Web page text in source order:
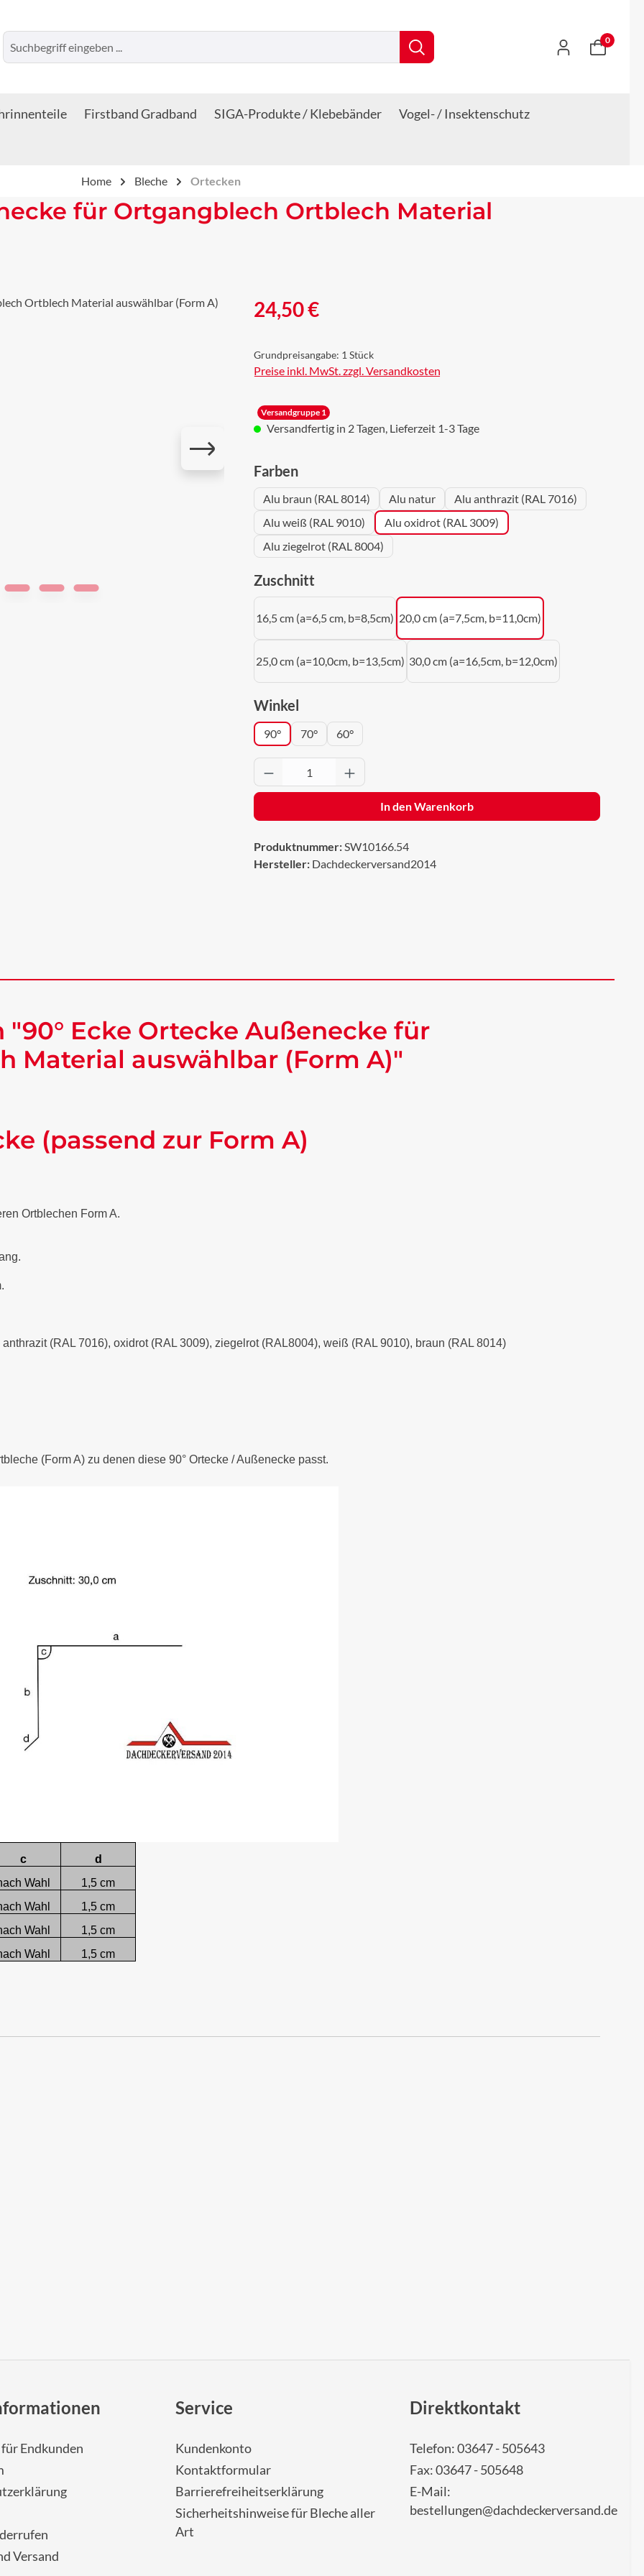
0
Firstband Gradband SIGA-Produkte / Klebebänder
Vogel- / Insektenschutz
Home Bleche Ortecken
für Ortgangblech Ortblech Material
Regulärer Preis:
24,50 €
Grundpreisangabe: 1 Stück
Preise inkl. MwSt. zzgl. Versandkosten
Versandgruppe 1
Versandfertig in 2 Tagen, Lieferzeit 1-3 Tage
Farbenauswählen
Alu braun (RAL 8014) Alu natur
Alu anthrazit (RAL 7016)
Alu weiß (RAL 9010)
Alu oxidrot (RAL 3009)
Alu ziegelrot (RAL 8004)
Zuschnittauswählen
16,5 cm (a=6,5 cm, b=8,5cm) 20,0 cm (a=7,5cm, b=11,0cm)
25,0 cm (a=10,0cm, b=13,5cm) 30,0 cm (a=16,5cm, b=12,0cm)
Winkelauswählen
90° 70° 60°
Produkt Anzahl: Gib den gewünschten Wert ein
In den Warenkorb
Produktnummer:SW10166.54
Hersteller: Dachdeckerversand2014
Ecke Ortecke Außenecke für
Material auswählbar (Form A)"
(passend zur Form A)
Ortblechen Form A.
(RAL 7016), oxidrot (RAL 3009), ziegelrot (RAL8004), weiß (RAL 9010), braun (RAL 8014)
(Form A) zu denen diese 90° Ortecke / Außenecke passt.
c
d
Wahl
1,5 cm
Wahl
1,5 cm
Wahl
1,5 cm
Wahl 1,5 cm
Endkunden
Versand
Service
Kundenkonto
Kontaktformular
Barrierefreiheitserklärung
Sicherheitshinweise für Bleche aller
Art
Direktkontakt
Telefon: 03647 - 505643
Fax: 03647 - 505648
E-Mail:
bestellungen@dachdeckerversand.de